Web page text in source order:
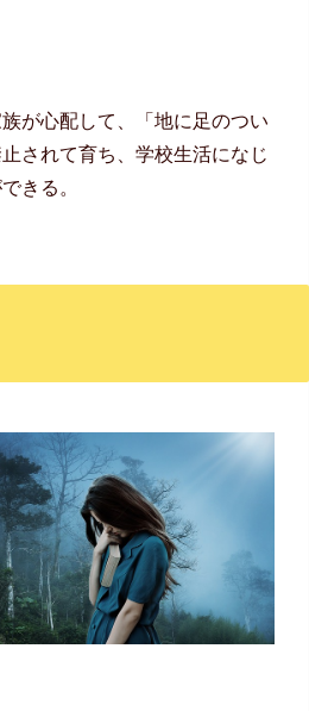
が心配して、「地に足のつい
されて育ち、学校生活になじ
きる。